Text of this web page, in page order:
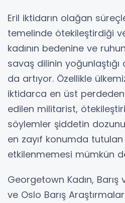
Eril iktidarın olağan
temelinde ötekileştirdiği
kadının bedenine ve
savaş dilinin
da artıyor. Özellikle
iktidarca en üst
edilen militarist,
söylemler şiddetin
en zayıf konumda tutulan
etkilenmemesi mümkün
Georgetown Kadın,
ve Oslo Barış